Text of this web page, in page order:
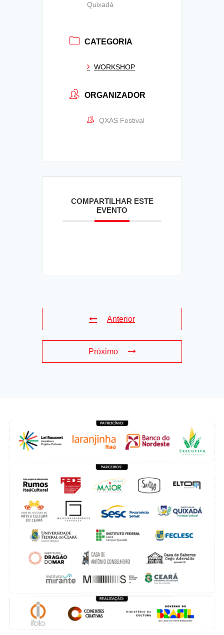
Quixadá
CATEGORIA
WORKSHOP
ORGANIZADOR
QXAS Festival
COMPARTILHAR ESTE
EVENTO
Anterior
Próximo